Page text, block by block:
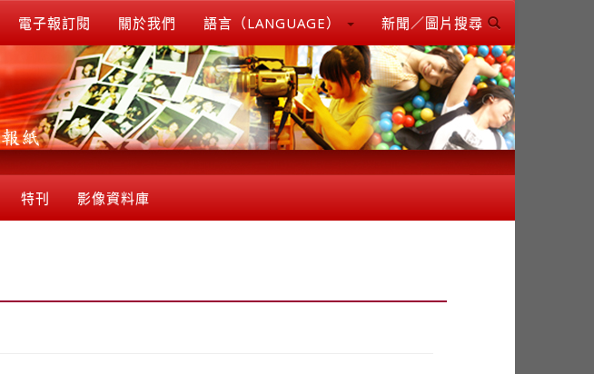
電子報訂閱 關於我們 語言（LANGUAGE） 新聞／圖片搜尋
特刊 影像資料庫